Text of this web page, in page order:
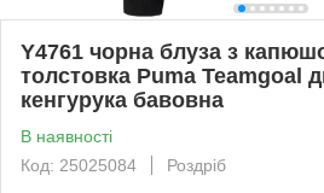
Y4761 чорна блуза з
толстовка Puma Teamgoal
кенгурука бавовна
В наявності
Код: 25025084
Роздріб